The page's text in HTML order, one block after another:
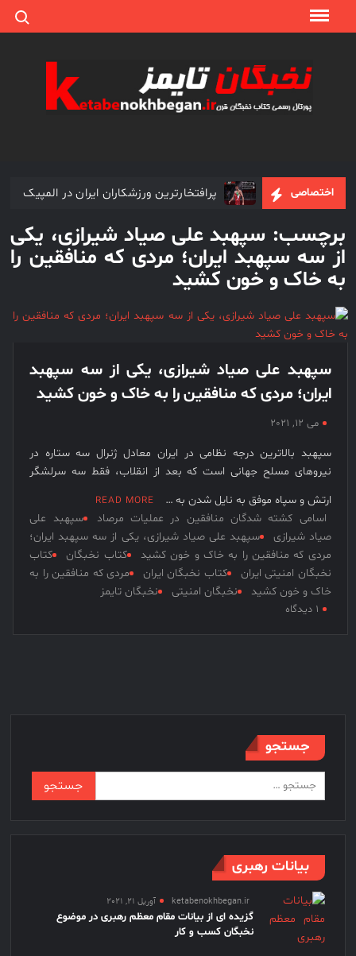
for:
رسمی
نخبگان
ایران –
اقتصادی
نخبگان
ورزش
ایران –
نخبگان
کسب و
کار ایران
– کتاب
اختصاصی پرافتخارترین ورزشکاران ایران در المپیک
رکوردداران سیمرغ بلورین در جشنواره فجر
پروفسور مجید سمیعی یکی از مشهورترین جراحان مغز و اعصاب
حاج قاســـم سلیمانی؛ یکی از برجســته ترین چهره های ایرانی در
شرکت های برتر ایران در سال 1399
نخبگان اقتصادی جهان اسلام
برچسب: سپهبد علی صیاد شیرازی، یکی
از سه سپهبد ایران؛ مردی که منافقین را
به خاک و خون کشید
سپهبد علی صیاد شیرازی، یکی از سه سپهبد
ایران؛ مردی که منافقین را به خاک و خون کشید
می 12, 2021
سپهبد بالاترین درجه نظامی در ایران معادل ژنرال سه ستاره در
نیروهای مسلح جهانی است که بعد از انقلاب، فقط سه سرلشگر
ارتش و سپاه موفق به نایل شدن به …
READ MORE
اسامی کشته شدگان منافقین در عملیات مرصاد
سپهبد علی
صیاد شیرازی
سپهبد علی صیاد شیرازی، یکی از سه سپهبد ایران؛
مردی که منافقین را به خاک و خون کشید
کتاب نخبگان
کتاب
نخبگان امنیتی ایران
کتاب نخبگان ایران
مردی که منافقین را به
خاک و خون کشید
نخبگان امنیتی نخبگان تایمز
۱ دیدگاه
سپهبد
مردی
که
به
خاک
خون
کشید
جستجو
برای:
بیانات رهبری
ketabenokhbegan.ir آوریل 21, 2021
گزیده ای از بیانات مقام معظم رهبری در موضوع
نخبگان کسب و کار